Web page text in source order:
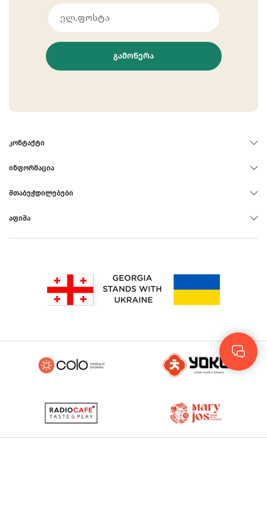
ᲒᲐᲛᲝᲬᲔᲠᲐ
ᲙᲝᲜᲢᲐᲥᲢᲘ
ᲘᲜᲤᲝᲠᲛᲐᲪᲘᲐ
ᲨᲗᲐᲑᲔᲭᲓᲘᲚᲔᲑᲔᲑᲘ
ᲐᲤᲘᲨᲐ
Rus